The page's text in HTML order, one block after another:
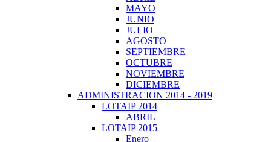
MAYO
JUNIO
JULIO
AGOSTO
SEPTIEMBRE
OCTUBRE
NOVIEMBRE
DICIEMBRE
ADMINISTRACION 2014 - 2019
LOTAIP 2014
ABRIL
LOTAIP 2015
Enero